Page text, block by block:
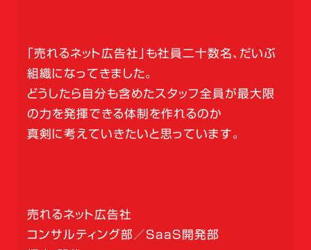
「売れるネット広告社」も社員二十数名、だいぶ
組織になってきました。
どうしたら自分も含めたスタッフ全員が最大限
の力を発揮できる体制を作れるのか
真剣に考えていきたいと思っています。
売れるネット広告社
コンサルティング部／SaaS開発部